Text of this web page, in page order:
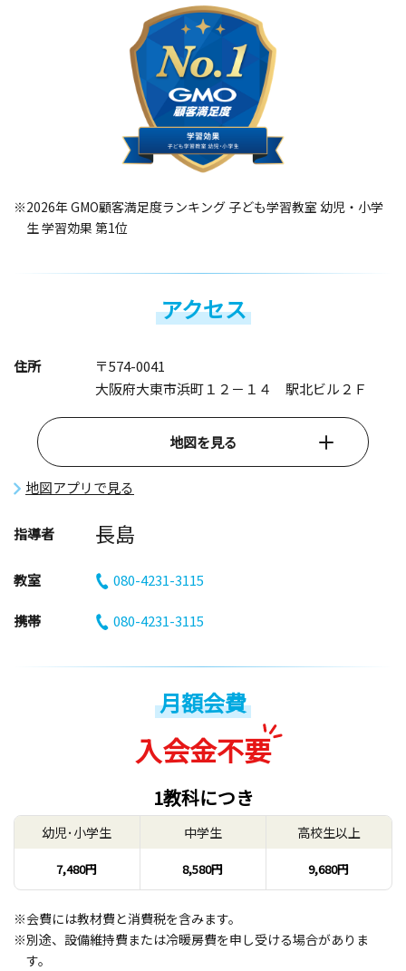
※2026年 GMO顧客満足度ランキング 子ども学習教室 幼児・小学
生 学習効果 第1位
アクセス
住所
〒574-0041
大阪府大東市浜町１２－１４ 駅北ビル２Ｆ
地図を見る
地図アプリで見る
指導者 長島
教室 080-4231-3115
携帯 080-4231-3115
月額会費
入会金不要
1教科につき
幼児･小学生
7,480円
中学生
8,580円
高校生以上
9,680円
※会費には教材費と消費税を含みます。
※別途、設備維持費または冷暖房費を申し受ける場合がありま
す。